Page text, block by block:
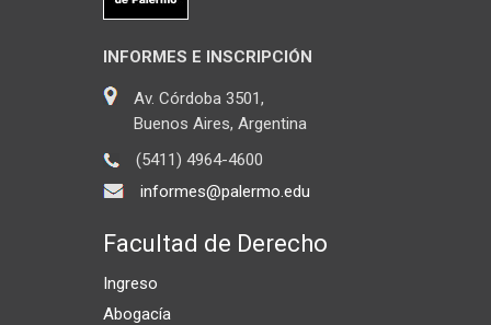
INFORMES E INSCRIPCIÓN
Av. Córdoba 3501,
Buenos Aires, Argentina
(5411) 4964-4600
informes@palermo.edu
Facultad de Derecho
Ingreso
Abogacía